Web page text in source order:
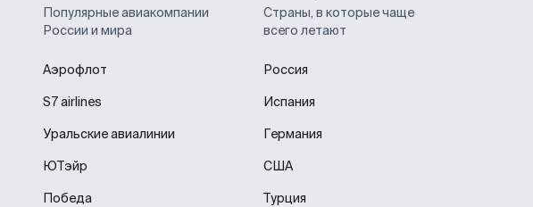
Популярные авиакомпании
России и мира
Аэрофлот
S7 airlines
Уральские авиалинии
ЮТэйр
Победа
Страны, в которые чаще
всего летают
Россия
Испания
Германия
США
Турция